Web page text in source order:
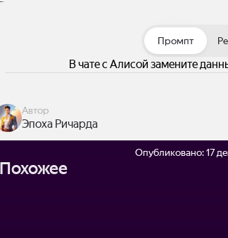
Промпт
В чате с Алисой замените
Автор
Эпоха Ричарда
Опубликовано:17
Похожее